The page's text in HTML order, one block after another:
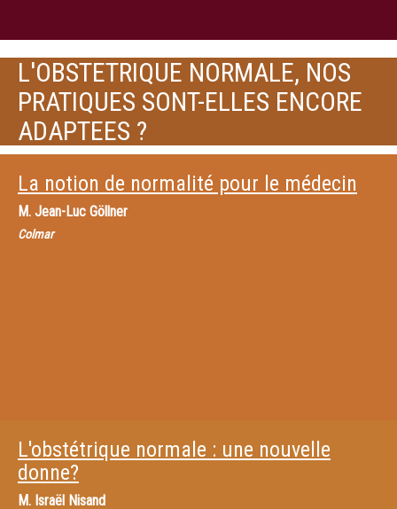
L'OBSTETRIQUE NORMALE, NOS
PRATIQUES SONT-ELLES ENCORE
ADAPTEES ?
La notion de normalité pour le médecin
M. Jean-Luc Göllner
Colmar
L'obstétrique normale : une nouvelle
donne?
M. Israël Nisand